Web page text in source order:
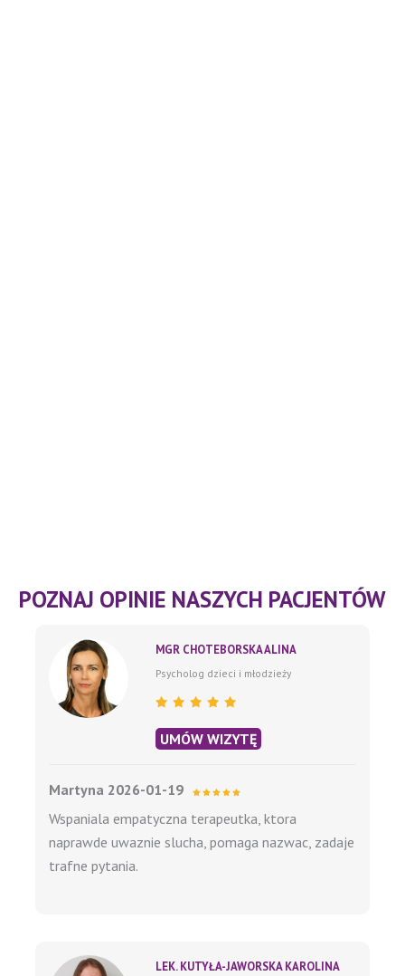
POZNAJ OPINIE NASZYCH PACJENTÓW
MGR CHOTEBORSKA ALINA
Psycholog dzieci i młodzieży
UMÓW WIZYTĘ
Martyna 2026-01-19
Wspaniala empatyczna terapeutka, ktora
naprawde uwaznie slucha, pomaga nazwac, zadaje
trafne pytania.
LEK. KUTYŁA-JAWORSKA KAROLINA